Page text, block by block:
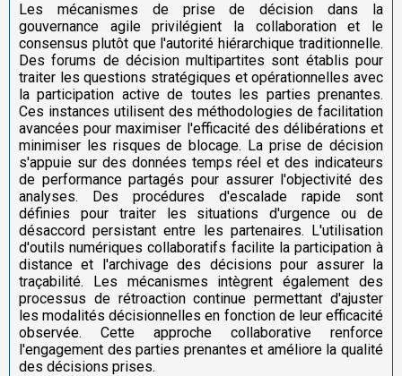
Les mécanismes de prise de décision dans la
gouvernance agile privilégient la collaboration et le
consensus plutôt que l'autorité hiérarchique traditionnelle.
Des forums de décision multipartites sont établis pour
traiter les questions stratégiques et opérationnelles avec
la participation active de toutes les parties prenantes.
Ces instances utilisent des méthodologies de facilitation
avancées pour maximiser l'efficacité des délibérations et
minimiser les risques de blocage. La prise de décision
s'appuie sur des données temps réel et des indicateurs
de performance partagés pour assurer l'objectivité des
analyses. Des procédures d'escalade rapide sont
définies pour traiter les situations d'urgence ou de
désaccord persistant entre les partenaires. L'utilisation
d'outils numériques collaboratifs facilite la participation à
distance et l'archivage des décisions pour assurer la
traçabilité. Les mécanismes intègrent également des
processus de rétroaction continue permettant d'ajuster
les modalités décisionnelles en fonction de leur efficacité
observée. Cette approche collaborative renforce
l'engagement des parties prenantes et améliore la qualité
des décisions prises.